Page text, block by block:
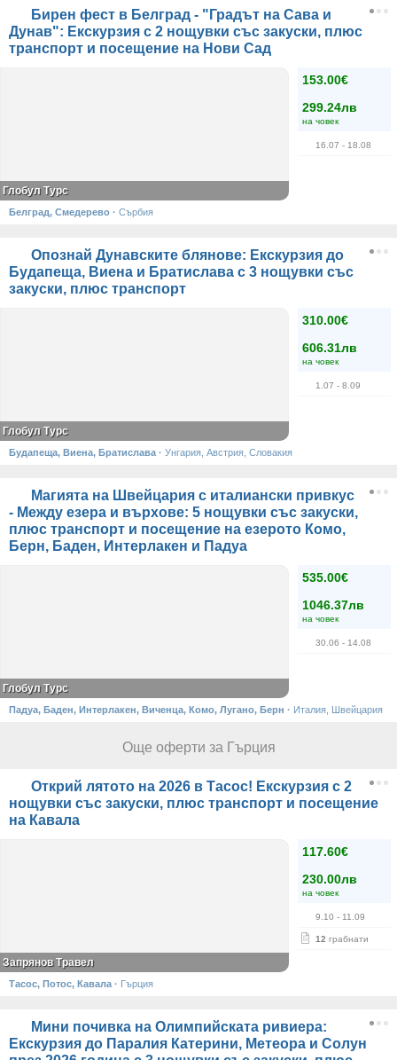
Бирен фест в Белград - "Градът на Сава и
Дунав": Екскурзия с 2 нощувки със закуски, плюс
транспорт и посещение на Нови Сад
153.00€
299.24лв
на човек
16.07 - 18.08
Глобул Турс
Белград, Смедерево · Сърбия
Опознай Дунавските блянове: Екскурзия до
Будапеща, Виена и Братислава с 3 нощувки със
закуски, плюс транспорт
310.00€
606.31лв
на човек
1.07 - 8.09
Глобул Турс
Будапеща, Виена, Братислава · Унгария, Австрия, Словакия
Магията на Швейцария с италиански привкус
- Между езера и върхове: 5 нощувки със закуски,
плюс транспорт и посещение на езерото Комо,
Берн, Баден, Интерлакен и Падуа
535.00€
1046.37лв
на човек
30.06 - 14.08
Глобул Турс
Падуа, Баден, Интерлакен, Виченца, Комо, Лугано, Берн · Италия, Швейцария
Още оферти за Гърция
Открий лятото на 2026 в Тасос! Екскурзия с 2
нощувки със закуски, плюс транспорт и посещение
на Кавала
117.60€
230.00лв
на човек
9.10 - 11.09
12 грабнати
Запрянов Травел
Тасос, Потос, Кавала · Гърция
Мини почивка на Олимпийската ривиера:
Екскурзия до Паралия Катерини, Метеора и Солун